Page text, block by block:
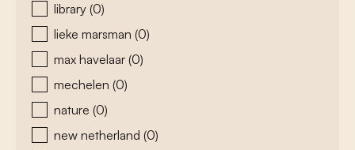
library (0)
lieke marsman (0)
max havelaar (0)
mechelen (0)
nature (0)
new netherland (0)